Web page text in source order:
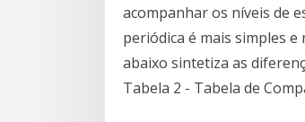
acompanhar os níveis de
periódica é mais simples
abaixo sintetiza as
Tabela 2 - Tabela de